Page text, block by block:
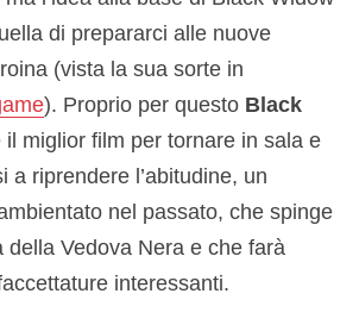
di prepararci alle nuove
(vista la sua sorte in
). Proprio per questo Black
il miglior film per tornare in sala e
a riprendere l’abitudine, un
nel passato, che spinge
della Vedova Nera e che farà
interessanti.